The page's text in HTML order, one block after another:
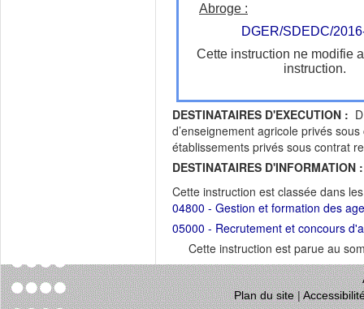
Abroge :
DGER/SDEDC/
Cette instruction ne modifie
instruction.
DESTINATAIRES D'EXECUTION :
d’enseignement agricole privés
établissements privés sous contrat
DESTINATAIRES D'INFORMATION :
Cette instruction est classée dans
04800 - Gestion et formation des
05000 - Recrutement et concours
Cette instruction est parue au
Plan du site|